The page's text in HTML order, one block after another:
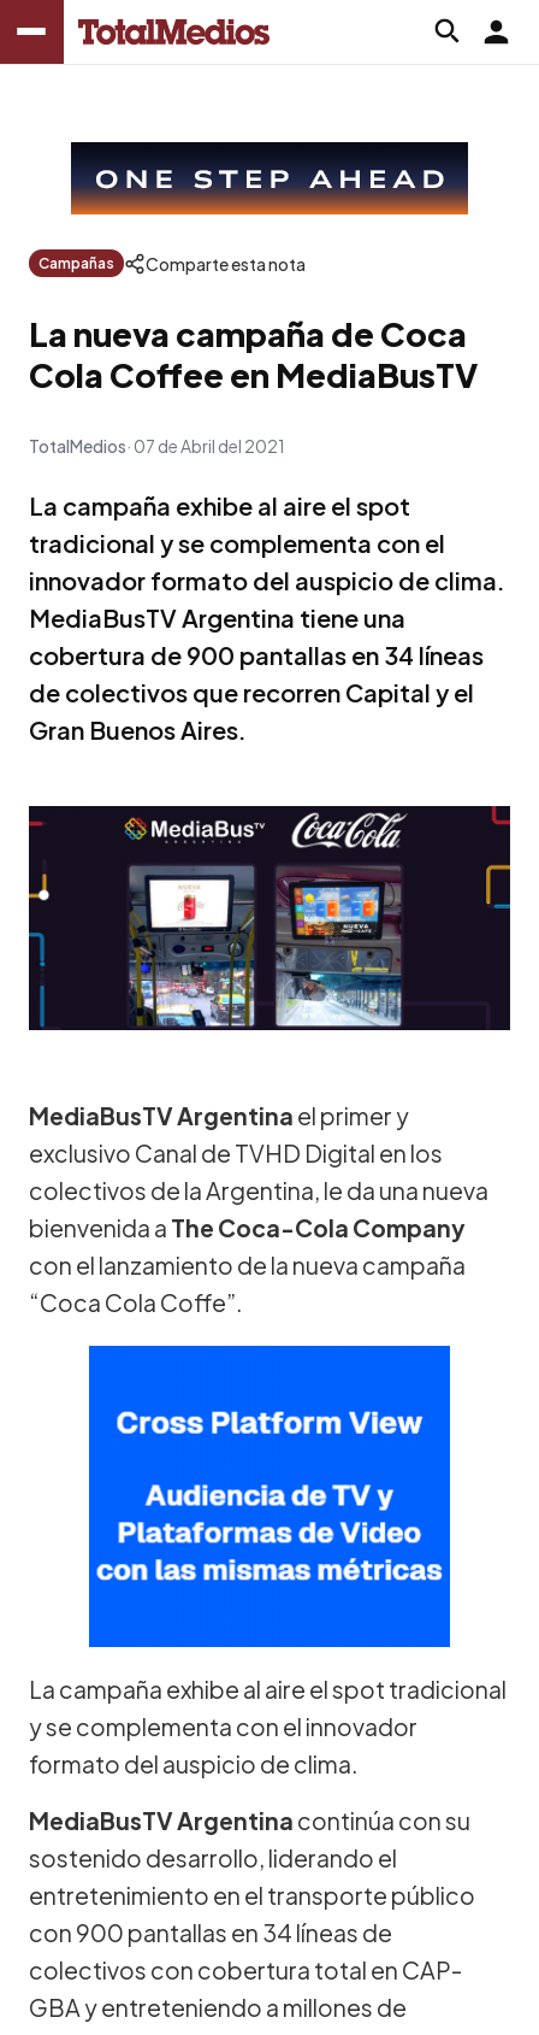
Campañas Comparte esta nota
La nueva campaña de Coca
Cola Coffee en MediaBusTV
TotalMedios 07 de Abril del 2021
La campaña exhibe al aire el spot
tradicional y se complementa con el
innovador formato del auspicio de clima.
MediaBusTV Argentina tiene una
cobertura de 900 pantallas en 34 líneas
de colectivos que recorren Capital y el
Gran Buenos Aires.
MediaBusTV Argentina el primer y
exclusivo Canal de TVHD Digital en los
colectivos de la Argentina, le da una nueva
bienvenida a The Coca-Cola Company
con el lanzamiento de la nueva campaña
“Coca Cola Coffe”.
La campaña exhibe al aire el spot tradicional
y se complementa con el innovador
formato del auspicio de clima.
MediaBusTV Argentina continúa con su
sostenido desarrollo, liderando el
entretenimiento en el transporte público
con 900 pantallas en 34 líneas de
colectivos con cobertura total en CAP-
GBA y entreteniendo a millones de